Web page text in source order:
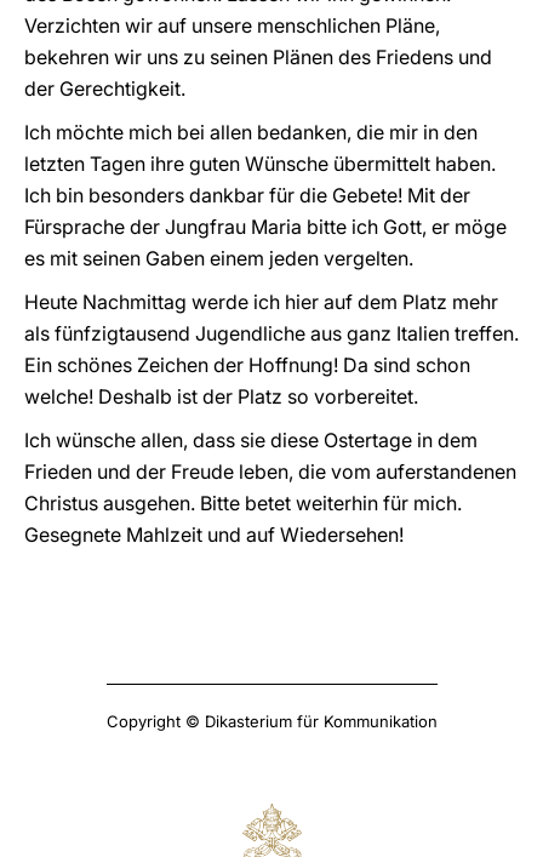
Verzichten wir auf unsere menschlichen Pläne,
bekehren wir uns zu seinen Plänen des Friedens und
der Gerechtigkeit.
Ich möchte mich bei allen bedanken, die mir in den
letzten Tagen ihre guten Wünsche übermittelt haben.
Ich bin besonders dankbar für die Gebete! Mit der
Fürsprache der Jungfrau Maria bitte ich Gott, er möge
es mit seinen Gaben einem jeden vergelten.
Heute Nachmittag werde ich hier auf dem Platz mehr
als fünfzigtausend Jugendliche aus ganz Italien treffen.
Ein schönes Zeichen der Hoffnung! Da sind schon
welche! Deshalb ist der Platz so vorbereitet.
Ich wünsche allen, dass sie diese Ostertage in dem
Frieden und der Freude leben, die vom auferstandenen
Christus ausgehen. Bitte betet weiterhin für mich.
Gesegnete Mahlzeit und auf Wiedersehen!
Copyright © Dikasterium für Kommunikation